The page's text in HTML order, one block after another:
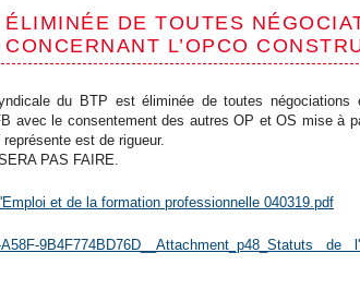
DE TOUTES
L’OPCO
du BTP est éliminée de toutes négociations
avec le consentement des autres OP et OS mise à
est de rigueur.
PAS FAIRE.
et de la formation professionnelle 040319.pdf
A58F-9B4F774BD76D__Attachment_p48_Statuts